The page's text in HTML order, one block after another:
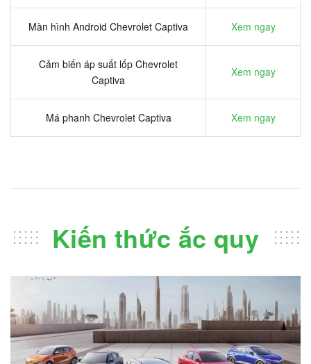
Màn hình Android Chevrolet Captiva Xem ngay
Cảm biến áp suất lốp Chevrolet
Captiva
Xem ngay
Má phanh Chevrolet Captiva Xem ngay
Kiến thức ắc quy